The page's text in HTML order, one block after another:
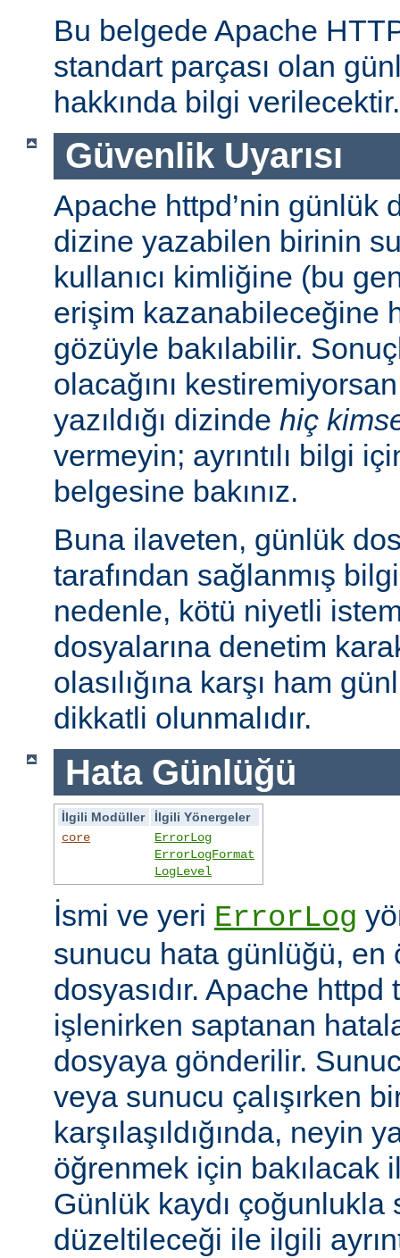
Bu belgede Apache
standart parçası olan
hakkında bilgi verilecektir.
Güvenlik Uyarısı
Apache httpd’nin günlük
dizine yazabilen birinin
kullanıcı kimliğine (bu
erişim kazanabileceğine
gözüyle bakılabilir.
olacağını
yazıldığı dizinde hiç
vermeyin; ayrıntılı bilgi
belgesine bakınız.
Buna ilaveten, günlük
tarafından sağlanmış
nedenle, kötü niyetli
dosyalarına denetim
olasılığına karşı ham
dikkatli olunmalıdır.
Hata Günlüğü
İlgili Modüller
İlgili Yönergeler
core
ErrorLog
ErrorLogFormat
LogLevel
İsmi ve yeri ErrorLog
sunucu hata günlüğü, en
dosyasıdır. Apache httpd
işlenirken saptanan
dosyaya gönderilir.
veya sunucu çalışırken
karşılaşıldığında, neyin
öğrenmek için bakılacak
Günlük kaydı çoğunlukla
düzeltileceği ile ilgili